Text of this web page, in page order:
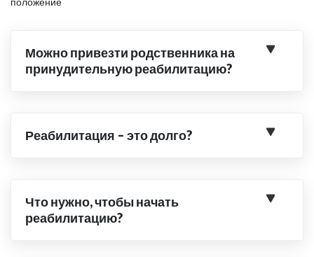
Можно привезти родственника на
принудительную реабилитацию?
Реабилитация – это долго?
Что нужно, чтобы начать
реабилитацию?